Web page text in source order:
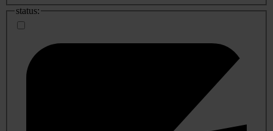
status: